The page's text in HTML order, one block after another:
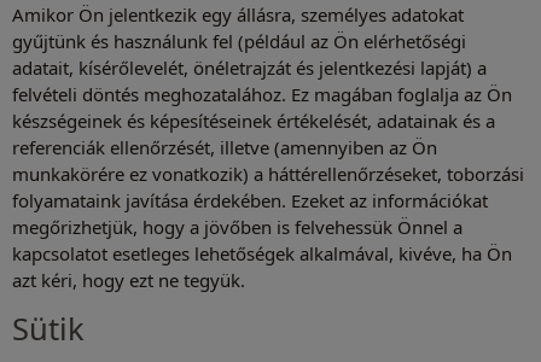
Amikor Ön jelentkezik egy állásra, személyes adatokat
gyűjtünk és használunk fel (például az Ön elérhetőségi
adatait, kísérőlevelét, önéletrajzát és jelentkezési lapját) a
felvételi döntés meghozatalához. Ez magában foglalja az Ön
készségeinek és képesítéseinek értékelését, adatainak és a
referenciák ellenőrzését, illetve (amennyiben az Ön
munkakörére ez vonatkozik) a háttérellenőrzéseket, toborzási
folyamataink javítása érdekében. Ezeket az információkat
megőrizhetjük, hogy a jövőben is felvehessük Önnel a
kapcsolatot esetleges lehetőségek alkalmával, kivéve, ha Ön
azt kéri, hogy ezt ne tegyük.
Sütik